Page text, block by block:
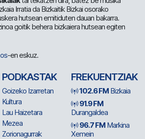
Irratia da Bizkaitik Bizkai osorako
hutsean emitiduten dauan bakarra.
goitik behera bizkaiera hutsean egiten
-en eskuz.
PODKASTAK
Goizeko Izarretan
Kultura
Lau Haizetara
Mezea
Zorionagurrak
FREKUENTZIAK
102.6 FM Bizkaia
91.9 FM
Durangaldea
96.7 FM Markina
Xemein